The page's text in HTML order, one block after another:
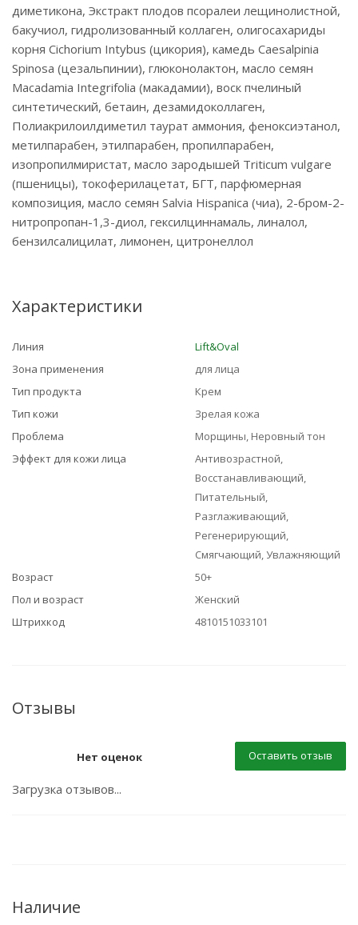
диметикона, Экстракт плодов псоралеи лещинолистной,
бакучиол, гидролизованный коллаген, олигосахариды
корня Cichorium Intybus (цикория), камедь Caesalpinia
Spinosa (цезальпинии), глюконолактон, масло семян
Macadamia Integrifolia (макадамии), воск пчелиный
синтетический, бетаин, дезамидоколлаген,
Полиакрилоилдиметил таурат аммония, феноксиэтанол,
метилпарабен, этилпарабен, пропилпарабен,
изопропилмиристат, масло зародышей Triticum vulgare
(пшеницы), токоферилацетат, БГТ, парфюмерная
композиция, масло семян Salvia Hispanica (чиа), 2-бром-2-
нитропропан-1,3-диол, гексилциннамаль, линалол,
бензилсалицилат, лимонен, цитронеллол
Характеристики
Линия
Lift&Oval
Зона применения
для лица
Тип продукта
Крем
Тип кожи
Зрелая кожа
Проблема
Морщины, Неровный тон
Эффект для кожи лица
Антивозрастной,
Восстанавливающий,
Питательный,
Разглаживающий,
Регенерирующий,
Смягчающий, Увлажняющий
Возраст
50+
Пол и возраст
Женский
Штрихкод
4810151033101
Отзывы
Нет оценок Оставить отзыв
Загрузка отзывов...
Наличие